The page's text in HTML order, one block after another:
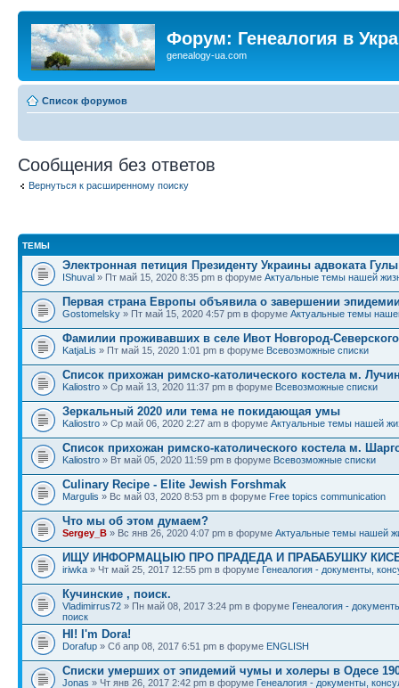
Форум: Генеалогия в
genealogy-ua.com
Список форумов
Сообщения без ответов
Вернуться к расширенному поиску
ТЕМЫ
Электронная петиция Президенту Украины адвоката
IShuval » Пт май 15, 2020 8:35 pm в форуме Актуальные темы нашей
Первая страна Европы объявила о завершении
Gostomelsky » Пт май 15, 2020 4:57 pm в форуме Актуальные темы
Фамилии проживавших в селе Ивот Новгород-Северского
KatjaLis » Пт май 15, 2020 1:01 pm в форуме Всевозможные списки
Список прихожан римско-католического костела м.
Kaliostro » Ср май 13, 2020 11:37 pm в форуме Всевозможные списки
Зеркальный 2020 или тема не покидающая умы
Kaliostro » Ср май 06, 2020 2:27 am в форуме Актуальные темы нашей
Список прихожан римско-католического костела м.
Kaliostro » Вт май 05, 2020 11:59 pm в форуме Всевозможные списки
Culinary Recipe - Elite Jewish Forshmak
Margulis » Вс май 03, 2020 8:53 pm в форуме Free topics communication
Что мы об этом думаем?
Sergey_B » Вс янв 26, 2020 4:07 pm в форуме Актуальные темы нашей
ИЩУ ИНФОРМАЦЫЮ ПРО ПРАДЕДА И ПРАБАБУШКУ
iriwka » Чт май 25, 2017 12:55 pm в форуме Генеалогия - документы,
Кучинские , поиск.
Vladimirrus72 » Пн май 08, 2017 3:24 pm в форуме Генеалогия -
поиск
HI! I'm Dora!
Dorafup » Сб апр 08, 2017 6:51 pm в форуме ENGLISH
Списки умерших от эпидемий чумы и холеры в Одесе
Jonas » Чт янв 26, 2017 2:42 pm в форуме Генеалогия - документы,